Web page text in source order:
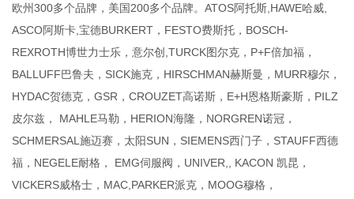
欧州300多个品牌，美国200多个品牌。ATOS阿托斯,HAWE哈威,
ASCO阿斯卡,宝德BURKERT，FESTO费斯托，BOSCH-
REXROTH博世力士乐，意尔创,TURCK图尔克，P+F倍加福，
BALLUFF巴鲁夫，SICK施克，HIRSCHMAN赫斯曼，MURR穆尔，
HYDAC贺德克，GSR，CROUZET高诺斯，E+H恩格斯豪斯，PILZ
皮尔兹， MAHLE马勒，HERION海隆，NORGREN诺冠，
SCHMERSAL施迈赛，太阳SUN，SIEMENS西门子，STAUFF西德
福，NEGELE耐格， EMG伺服阀，UNIVER,, KACON 凯昆，
VICKERS威格士，MAC,PARKER派克，MOOG穆格，